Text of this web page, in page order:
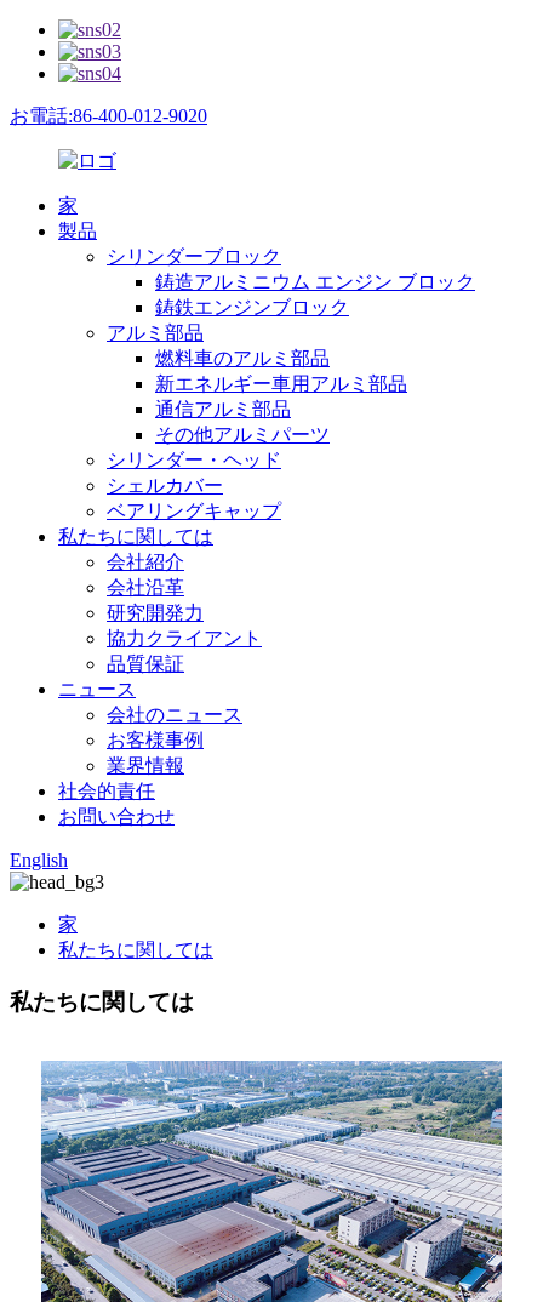
お電話:86-400-012-9020
家
製品
シリンダーブロック
鋳造アルミニウム エンジン ブロック
鋳鉄エンジンブロック
アルミ部品
燃料車のアルミ部品
新エネルギー車用アルミ部品
通信アルミ部品
その他アルミパーツ
シリンダー・ヘッド
シェルカバー
ベアリングキャップ
私たちに関しては
会社紹介
会社沿革
研究開発力
協力クライアント
品質保証
ニュース
会社のニュース
お客様事例
業界情報
社会的責任
お問い合わせ
English
家
私たちに関しては
私たちに関しては